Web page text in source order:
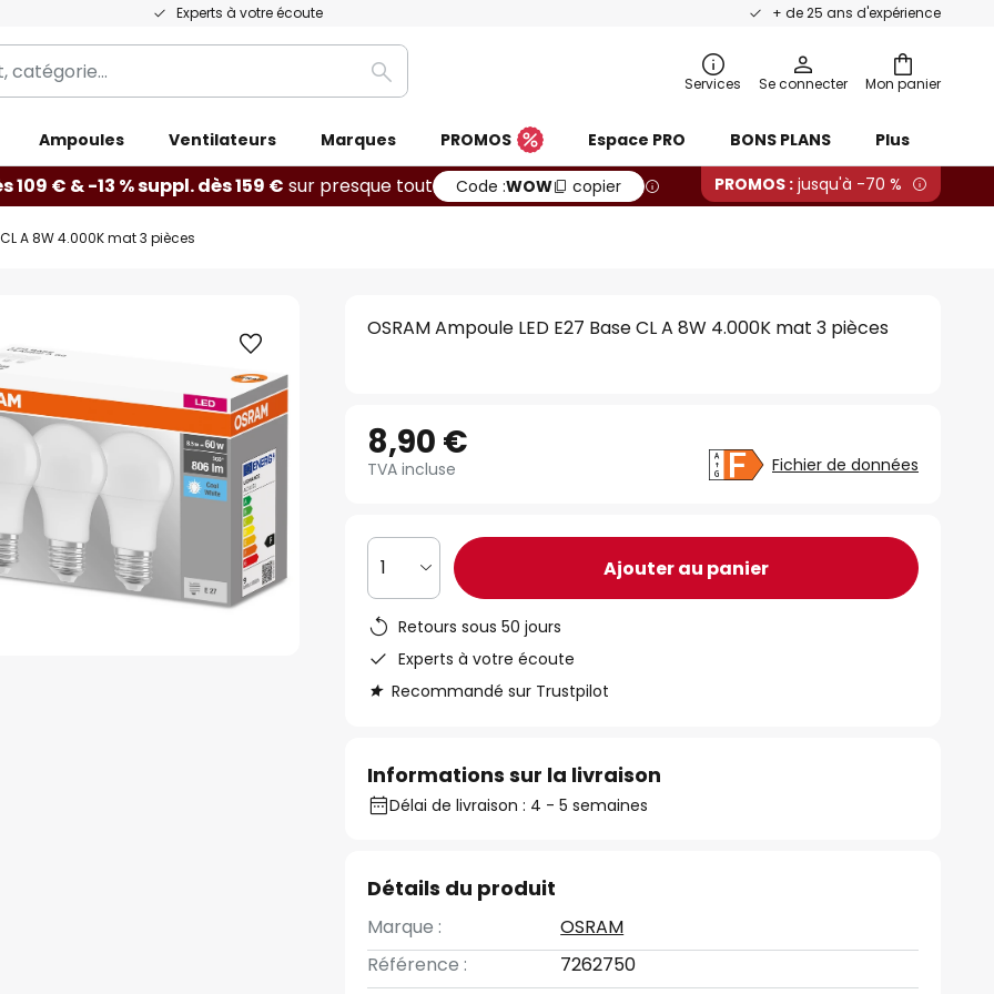
Experts à votre écoute + de 25 ans d'expérience
Mon panier
Rechercher Services Se connecter
Ampoules Ventilateurs Marques PROMOS Espace PRO BONS PLANS Plus
109 € & -13 % suppl. dès 159 € sur presque tout Code :WOW copier PROMOS : jusqu'à -70 %
A 8W 4.000K mat 3 pièces
OSRAM Ampoule LED E27 Base CL A 8W 4.000K mat 3 pièces
8,90 €
TVA incluse Fichier de données
1 Ajouter au panier
Retours sous 50 jours
Experts à votre écoute
Recommandé sur Trustpilot
Informations sur la livraison
Délai de livraison : 4 - 5 semaines
Détails du produit
Marque :
OSRAM
Référence :
7262750